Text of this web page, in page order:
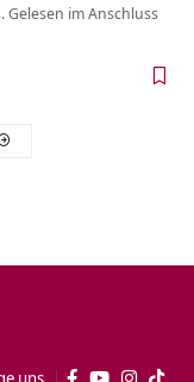
Gelesen im Anschluss
uns